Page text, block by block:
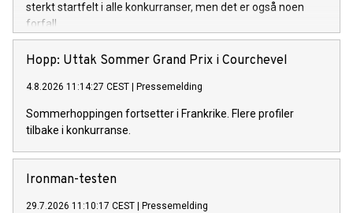
sterkt startfelt i alle konkurranser, men det er også noen
forfall.
Hopp: Uttak Sommer Grand Prix i Courchevel
4.8.2026 11:14:27 CEST Pressemelding
Sommerhoppingen fortsetter i Frankrike. Flere profiler
tilbake i konkurranse.
Ironman-testen
29.7.2026 11:10:17 CEST Pressemelding